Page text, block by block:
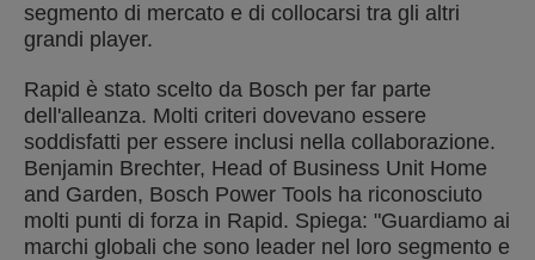
segmento di mercato e di collocarsi tra gli altri
grandi player.
Rapid è stato scelto da Bosch per far parte
dell'alleanza. Molti criteri dovevano essere
soddisfatti per essere inclusi nella collaborazione.
Benjamin Brechter, Head of Business Unit Home
and Garden, Bosch Power Tools ha riconosciuto
molti punti di forza in Rapid. Spiega: "Guardiamo ai
marchi globali che sono leader nel loro segmento e